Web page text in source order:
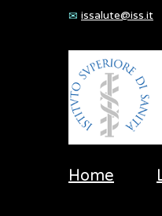
issalute@iss.it
Home